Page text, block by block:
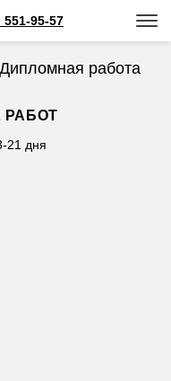
551-95-57
Дипломная работа
21 дня